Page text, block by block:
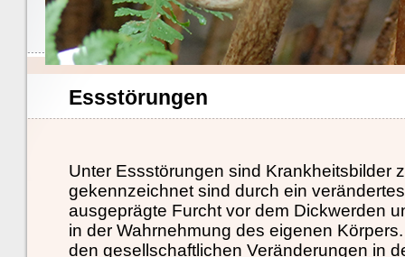
Essstörungen
Unter Essstörungen sind Krankheitsbilder
gekennzeichnet sind durch ein
ausgeprägte Furcht vor dem Dickwerden
in der Wahrnehmung des eigenen
den gesellschaftlichen Veränderungen in